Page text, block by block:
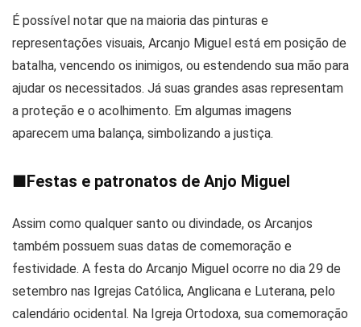
É possível notar que na maioria das pinturas e
representações visuais, Arcanjo Miguel está em posição de
batalha, vencendo os inimigos, ou estendendo sua mão para
ajudar os necessitados. Já suas grandes asas representam
a proteção e o acolhimento. Em algumas imagens
aparecem uma balança, simbolizando a justiça.
■Festas e patronatos de Anjo Miguel
Assim como qualquer santo ou divindade, os Arcanjos
também possuem suas datas de comemoração e
festividade. A festa do Arcanjo Miguel ocorre no dia 29 de
setembro nas Igrejas Católica, Anglicana e Luterana, pelo
calendário ocidental. Na Igreja Ortodoxa, sua comemoração